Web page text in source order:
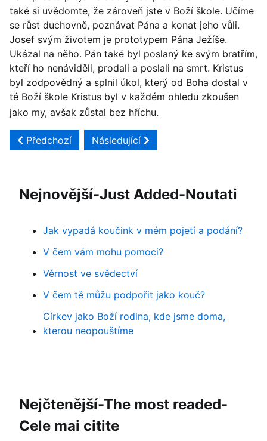
také si uvědomte, že zároveň jste v Boží škole. Učíme
se růst duchovně, poznávat Pána a konat jeho vůli.
Josef svým životem je prototypem Pána Ježíše.
Ukázal na něho. Pán také byl poslaný ke svým bratřím,
kteří ho nenáviděli, prodali a poslali na smrt. Kristus
byl zodpovědný a splnil úkol, který od Boha dostal v
té Boží škole Kristus byl v každém ohledu zkoušen
jako my, avšak zůstal bez hříchu.
Předchozí článek: Genesis 38 - Juda a Támar
Předchozí Další článek: Genesis 36 - Ezauovci
Následující
Nejnovější-Just Added-Noutati
Jak vypadá koučink v mém pojetí a podání?
V čem vám mohu pomoci?
Věrnost ve svědectví
V čem tě můžu podpořit jako kouč?
Církev jako Boží rodina, kde jsme doma,
kterou neopouštíme
Nejčtenější-The most readed-
Cele mai citite